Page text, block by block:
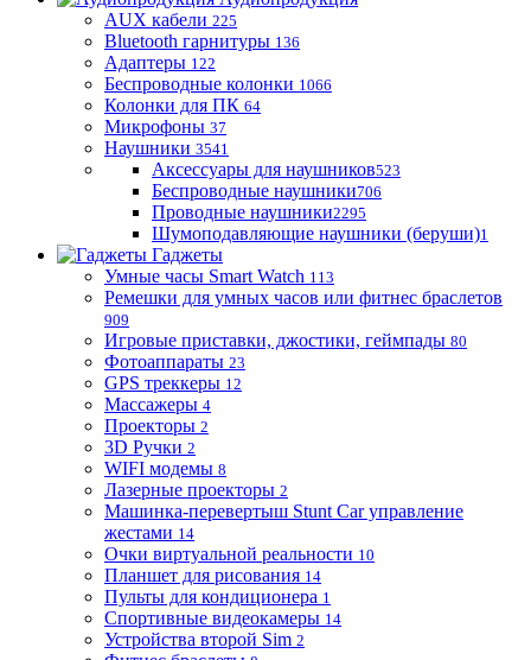
AUX кабели 225
Bluetooth гарнитуры 136
Адаптеры 122
Беспроводные колонки 1066
Колонки для ПК 64
Микрофоны 37
Наушники 3541
Аксессуары для наушников523
Беспроводные наушники706
Проводные наушники2295
Шумоподавляющие наушники (беруши)1
Гаджеты
Умные часы Smart Watch 113
Ремешки для умных часов или фитнес браслетов
909
Игровые приставки, джостики, геймпады 80
Фотоаппараты 23
GPS треккеры 12
Массажеры 4
Проекторы 2
3D Ручки 2
WIFI модемы 8
Лазерные проекторы 2
Машинка-перевертыш Stunt Car управление
жестами 14
Очки виртуальной реальности 10
Планшет для рисования 14
Пульты для кондиционера 1
Спортивные видеокамеры 14
Устройства второй Sim 2